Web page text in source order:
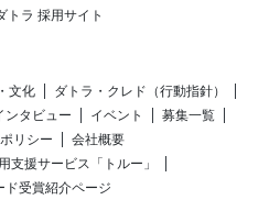
トラ 採用サイト
文化
ダトラ・クレド（行動指針）
ンタビュー イベント
募集一覧
リシー
会社概要
支援サービス「トルー」
ド受賞紹介ページ